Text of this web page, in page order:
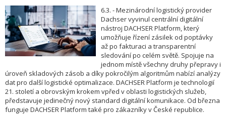
6.3. - Mezinárodní logistický provider
Dachser vyvinul centrální digitální
nástroj DACHSER Platform, který
umožňuje řízení zásilek od poptávky
až po fakturaci a transparentní
sledování po celém světě. Spojuje na
jednom místě všechny druhy přepravy i
úroveň skladových zásob a díky pokročilým algoritmům nabízí analýzy
dat pro další logistické optimalizace. DACHSER Platform je technologií
21. století a obrovským krokem vpřed v oblasti logistických služeb,
představuje jedinečný nový standard digitální komunikace. Od března
funguje DACHSER Platform také pro zákazníky v České republice.